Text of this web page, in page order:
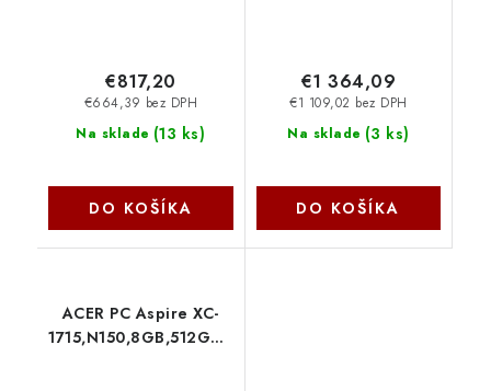
Na sklade (13 ks)
€664,39 bez DPH
€817,20
DO KOŠÍKA
Na sklade (3 ks)
€1 109,02 bez DPH
€1 364,09
DO KOŠÍKA
ACER PC Aspire XC-
1715,N150,8GB,512GB,N/A,W11